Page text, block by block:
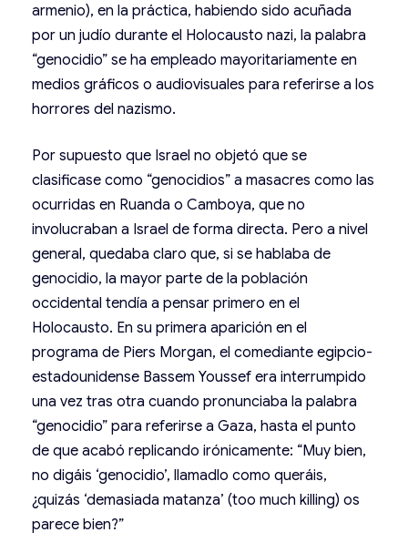
armenio), en la práctica, habiendo sido acuñada
por un judío durante el Holocausto nazi, la palabra
“genocidio” se ha empleado mayoritariamente en
medios gráficos o audiovisuales para referirse a los
horrores del nazismo.
Por supuesto que Israel no objetó que se
clasificase como “genocidios” a masacres como las
ocurridas en Ruanda o Camboya, que no
involucraban a Israel de forma directa. Pero a nivel
general, quedaba claro que, si se hablaba de
genocidio, la mayor parte de la población
occidental tendía a pensar primero en el
Holocausto. En su primera aparición en el
programa de Piers Morgan, el comediante egipcio-
estadounidense Bassem Youssef era interrumpido
una vez tras otra cuando pronunciaba la palabra
“genocidio” para referirse a Gaza, hasta el punto
de que acabó replicando irónicamente: “Muy bien,
no digáis ‘genocidio’, llamadlo como queráis,
¿quizás ‘demasiada matanza’ (too much killing) os
parece bien?”